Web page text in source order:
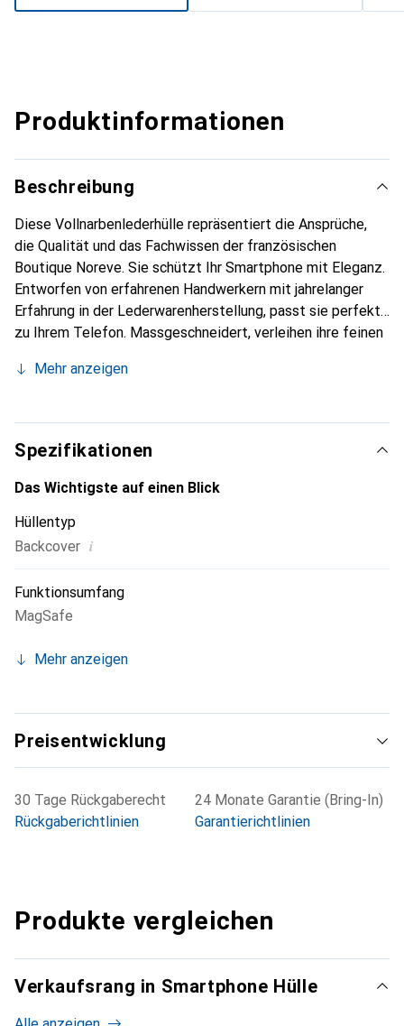
Produktinformationen
Beschreibung
Diese Vollnarbenlederhülle repräsentiert die Ansprüche,
die Qualität und das Fachwissen der französischen
Boutique Noreve. Sie schützt Ihr Smartphone mit Eleganz.
Entworfen von erfahrenen Handwerkern mit jahrelanger
Erfahrung in der Lederwarenherstellung, passt sie perfekt
zu Ihrem Telefon. Massgeschneidert, verleihen ihre feinen
und unverzichtbaren Accessoire für Ihr Smartphone.
die Marke Noreve eine zuverlässige Wahl für eine
anspruchsvolle Kundschaft.
Mehr anzeigen
Spezifikationen
Das Wichtigste auf einen Blick
Hüllentyp
Backcover i
Funktionsumfang
MagSafe
Mehr anzeigen
Preisentwicklung
30 Tage Rückgaberecht
Rückgaberichtlinien
24 Monate Garantie (Bring-In)
Garantierichtlinien
Produkte vergleichen
Verkaufsrang in Smartphone Hülle